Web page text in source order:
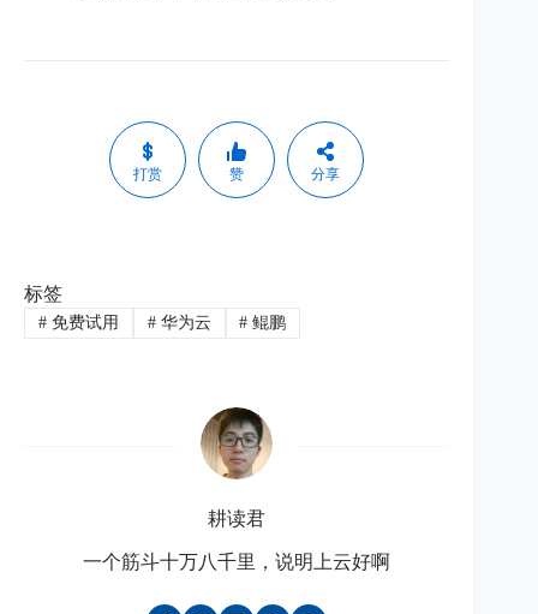
打赏 赞 分享
标签
#免费试用 #华为云 # 鲲鹏
耕读君
一个筋斗十万八千里，说明上云好啊